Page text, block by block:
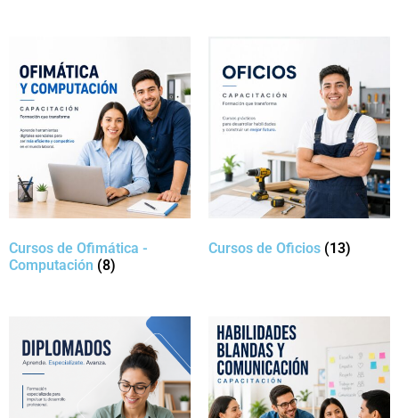
Cursos de Ofimática -
Computación (8)
Cursos de Oficios (13)